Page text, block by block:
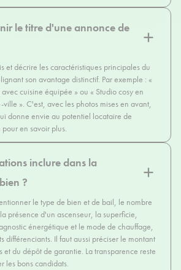
le titre d'une annonce de
et décrire les caractéristiques principales du
son avantage distinctif. Par exemple : «
cuisine équipée » ou « Studio cosy en
». C'est, avec les photos mises en avant,
donne envie au potentiel locataire de
en savoir plus.
inclure dans la
?
le type de bien et de bail, le nombre
présence d'un ascenseur, la superficie,
énergétique et le mode de chauffage,
différenciants. Il faut aussi préciser le montant
et du dépôt de garantie. La transparence reste
les bons candidats.